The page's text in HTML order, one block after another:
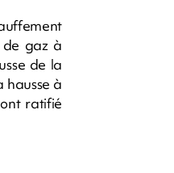
de gaz à
de la
à
ratifié